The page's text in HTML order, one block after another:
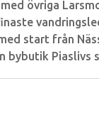
övriga
start från
bybutik Piaslivs